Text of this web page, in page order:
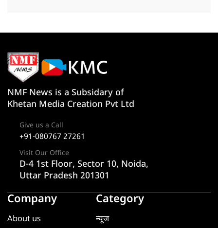
NMF News is a Subsidary of
Khetan Media Creation Pvt Ltd
Give us a Call
+91-080767 27261
Visit Our Office
D-4 1st Floor, Sector 10, Noida,
Uttar Pradesh 201301
Company
About us
Category
न्यूज